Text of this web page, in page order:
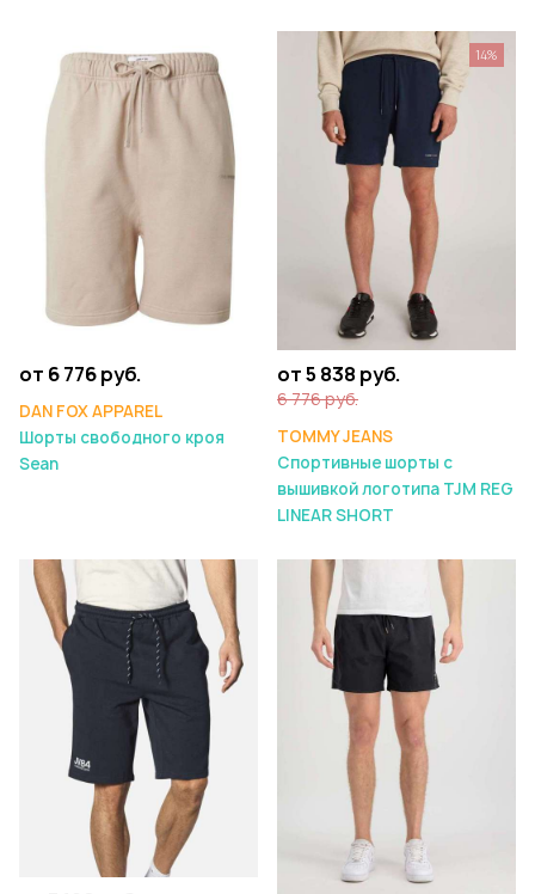
от 6 776 руб.
DAN FOX APPAREL
Шорты свободного кроя
Sean
от 5 838 руб.
6 776 руб.
TOMMY JEANS
Спортивные шорты с
вышивкой логотипа TJM REG
LINEAR SHORT
14%